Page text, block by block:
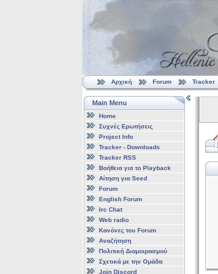
Αρχική Forum Tracker
Main Menu
Home
Συχνές Ερωτήσεις
Project Info
Tracker - Downloads
Tracker RSS
Βοήθεια για το Playback
Αίτηση για Seed
Forum
English Forum
Irc Chat
Web radio
Κανόνες του Forum
Αναζήτηση
Πολιτική Διαμοιρασμού
Σχετικά με την Ομάδα
Join Discord